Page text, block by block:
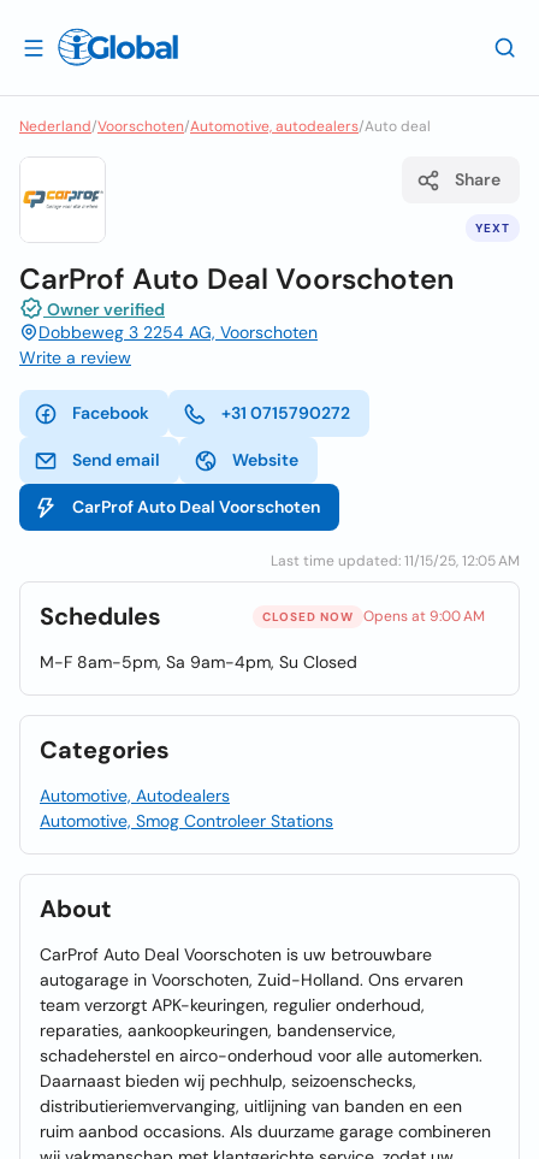
Nederland/Voorschoten/Automotive, autodealers/Auto deal
YEXT
Share
CarProf Auto Deal Voorschoten
Owner verified
Dobbeweg 3 2254 AG, Voorschoten
Write a review
Facebook +31 0715790272
Send email Website
CarProf Auto Deal Voorschoten
Last time updated: 11/15/25, 12:05 AM
Schedules CLOSED NOW Opens at 9:00 AM
M-F 8am-5pm, Sa 9am-4pm, Su Closed
Categories
Automotive, Autodealers
Automotive, Smog Controleer Stations
About
CarProf Auto Deal Voorschoten is uw betrouwbare
autogarage in Voorschoten, Zuid-Holland. Ons ervaren
team verzorgt APK-keuringen, regulier onderhoud,
reparaties, aankoopkeuringen, bandenservice,
schadeherstel en airco-onderhoud voor alle automerken.
Daarnaast bieden wij pechhulp, seizoenschecks,
distributieriemvervanging, uitlijning van banden en een
ruim aanbod occasions. Als duurzame garage combineren